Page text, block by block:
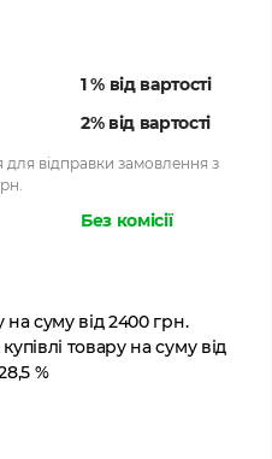
1 % від вартості
2% від вартості
відправки замовлення з
Без комісії
на суму від 2400 грн.
товару на суму від
%